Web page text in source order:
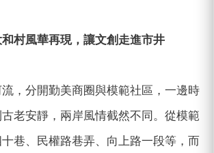
村風華再現，讓文創走進市井
，分開勤美商圈與模範社區，一邊時
老安靜，兩岸風情截然不同。從模範
巷、民權路巷弄、向上路一段等，而